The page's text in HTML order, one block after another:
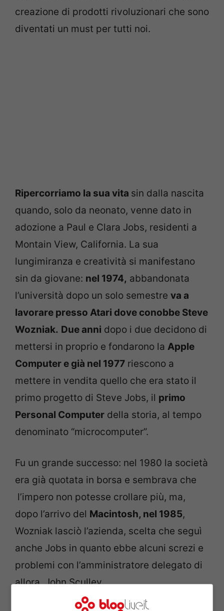
creazione di prodotti rivoluzionari che sono
diventati un must per tutti noi.
Ripercorriamo la sua vita sin dalla nascita
quando, solo da neonato, venne dato in
adozione a Paul e Clara Jobs, residenti a
Montain View, California. La sua
lungimiranza e creatività si manifestano
sin da giovane: nel 1974, abbandonata
l’università dopo un solo semestre va a
lavorare presso Atari dove conobbe Steve
Wozniak. Due anni dopo i due decidono di
mettersi in proprio e fondarono la Apple
Computer e già nel 1977 riescono a
mettere in vendita quello che era stato il
primo progetto di Steve Jobs, il primo
Personal Computer della storia, al tempo
denominato “microcomputer”.
Fu un grande successo: nel 1980 la società
era già quotata in borsa e sembrava che
l’impero non potesse crollare più, ma,
dopo l’arrivo del Macintosh, nel 1985,
Wozniak lasciò l’azienda, scelta che seguì
anche Jobs in quanto ebbe alcuni screzi e
problemi con l’amministratore delegato di
allora, John Sculley.